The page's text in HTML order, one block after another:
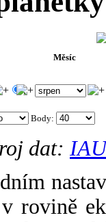
Měsíc
.
Body:
dat:
v rovině